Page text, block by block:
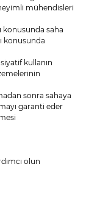
mühendisleri
konusunda saha
konusunda
kullanın
sonra sahaya
garanti eder
olun